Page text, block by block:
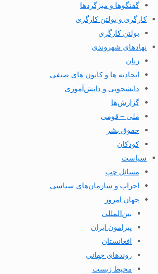
گفتگوها و میزگردها
کارگری و بولتن کارگری
بولتن کارگری
نهادهای شهروندی
زنان
اتحادیه ها و کانون های صنفی
دانشجویی و دانش‌آموزی
گزارش‌ها
ملی – قومی
حقوق بشر
کودکان
سیاست
مسائل چپ
احزاب و سازمان‌های سیاسی
جهان امروز
بین‌المللی
پیرامون ایران
افغانستان
روندهای جهانی
محیط زیست